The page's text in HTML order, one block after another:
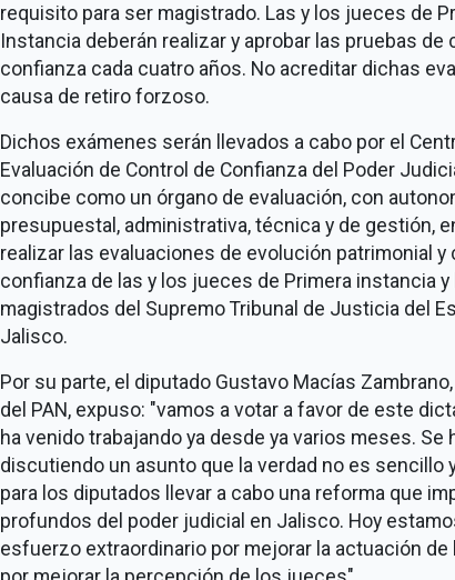
requisito para ser magistrado. Las y los jueces de
Instancia deberán realizar y aprobar las pruebas de
confianza cada cuatro años. No acreditar dichas
causa de retiro forzoso.
Dichos exámenes serán llevados a cabo por el
Evaluación de Control de Confianza del Poder
concibe como un órgano de evaluación, con
presupuestal, administrativa, técnica y de gestión,
realizar las evaluaciones de evolución patrimonial y
confianza de las y los jueces de Primera instancia y
magistrados del Supremo Tribunal de Justicia del
Jalisco.
Por su parte, el diputado Gustavo Macías
del PAN, expuso: "vamos a votar a favor de este
ha venido trabajando ya desde ya varios meses. Se
discutiendo un asunto que la verdad no es sencillo
para los diputados llevar a cabo una reforma que
profundos del poder judicial en Jalisco. Hoy
esfuerzo extraordinario por mejorar la actuación